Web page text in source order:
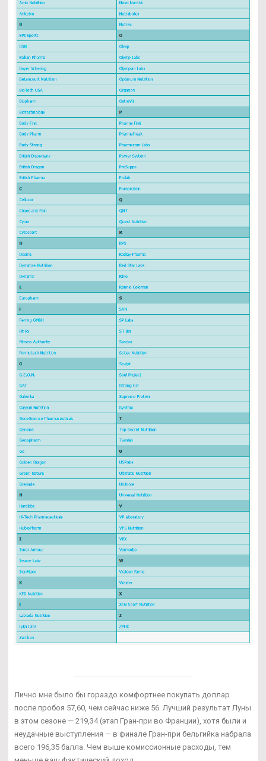
Лично мне было бы гораздо комфортнее покупать доллар
после пробоя 57,60, чем сейчас ниже 56. Лучший результат Луны
в этом сезоне — 219,34 (этап Гран-при во Франции), хотя были и
неудачные выступления — в финале Гран-при бельгийка набрала
всего 196,35 балла. Чем выше комиссионные расходы, тем